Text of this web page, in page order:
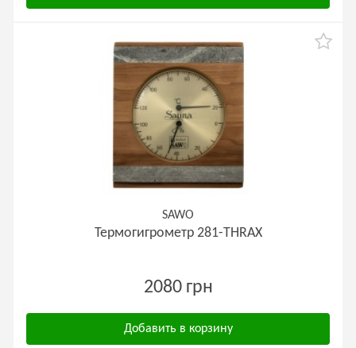
SAWO
Термогигрометр 281-THRAX
2080 грн
Добавить в корзину